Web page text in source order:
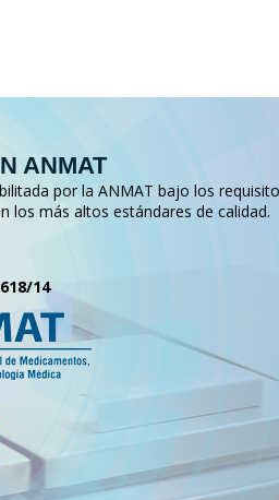
ANMAT
por la ANMAT bajo los
los más altos estándares de calidad.
14